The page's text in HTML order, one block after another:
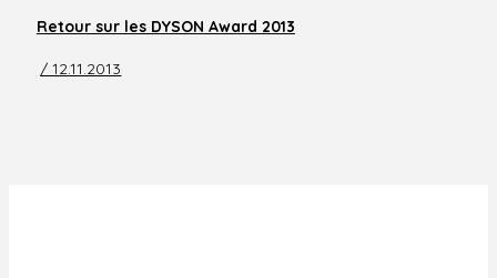
Retour sur les DYSON Award 2013
/ 12.11.2013